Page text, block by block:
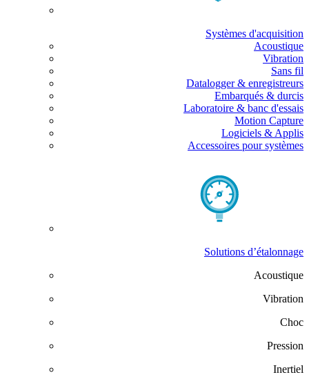
Systèmes d'acquisition
Acoustique
Vibration
Sans fil
Datalogger & enregistreurs
Embarqués & durcis
Laboratoire & banc d'essais
Motion Capture
Logiciels & Applis
Accessoires pour systèmes
Solutions d’étalonnage
Acoustique
Vibration
Choc
Pression
Inertiel